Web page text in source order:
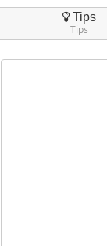
Tips
Tips